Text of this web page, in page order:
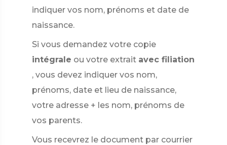
indiquer vos nom, prénoms et date de
naissance.
Si vous demandez votre copie
intégrale ou votre extrait avec filiation
, vous devez indiquer vos nom,
prénoms, date et lieu de naissance,
votre adresse + les nom, prénoms de
vos parents.
Vous recevrez le document par courrier